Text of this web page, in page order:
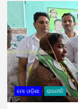
ମୋ ଓଡ଼ିଶା ରାଜନୀତି